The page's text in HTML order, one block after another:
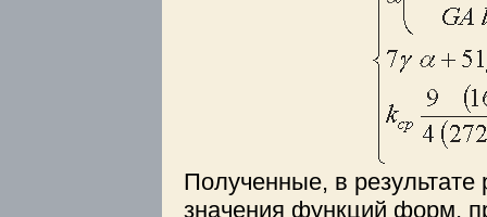
Полученные, в
значения функций форм,